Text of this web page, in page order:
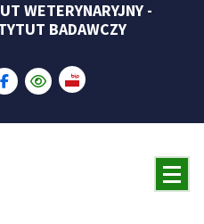
WETERYNARYJNY -
BADAWCZY